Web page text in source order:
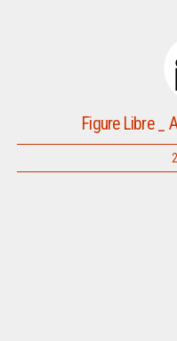
Figure Libre _